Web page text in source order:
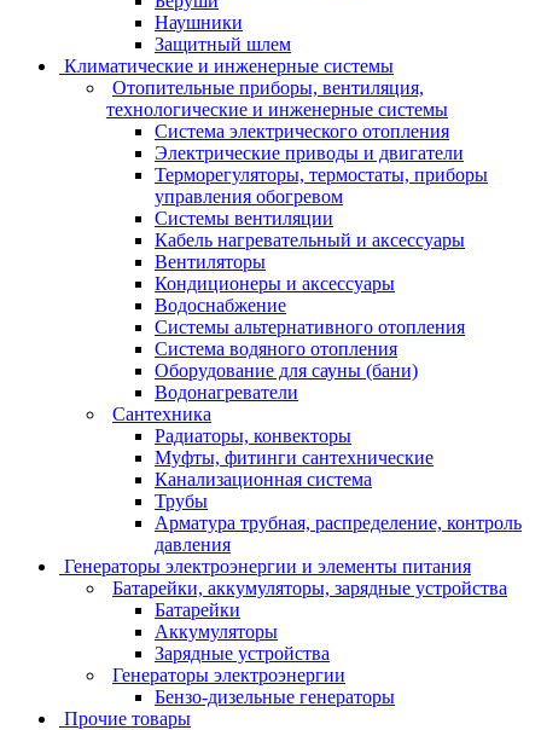
Наушники
Защитный шлем
Климатические и инженерные системы
Отопительные приборы, вентиляция,
технологические и инженерные системы
Система электрического отопления
Электрические приводы и двигатели
Терморегуляторы, термостаты, приборы
управления обогревом
Системы вентиляции
Кабель нагревательный и аксессуары
Вентиляторы
Кондиционеры и аксессуары
Водоснабжение
Системы альтернативного отопления
Система водяного отопления
Оборудование для сауны (бани)
Водонагреватели
Сантехника
Радиаторы, конвекторы
Муфты, фитинги сантехнические
Канализационная система
Трубы
Арматура трубная, распределение, контроль
давления
Генераторы электроэнергии и элементы питания
Батарейки, аккумуляторы, зарядные устройства
Батарейки
Аккумуляторы
Зарядные устройства
Генераторы электроэнергии
Бензо-дизельные генераторы
Прочие товары